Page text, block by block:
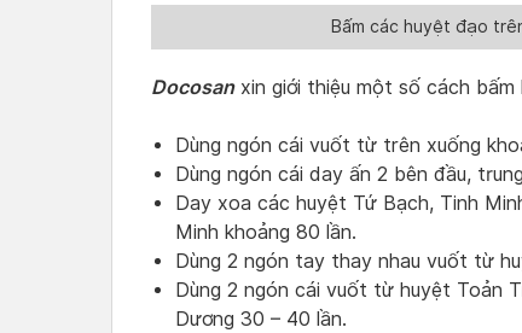
Bấm các huyệt đạo
Docosanxin giới thiệu một số cách bấm
Dùng ngón cái vuốt từ trên xuống
Dùng ngón cái day ấn 2 bên đầu,
Day xoa các huyệt Tứ Bạch, Tinh
Minh khoảng 80 lần.
Dùng 2 ngón tay thay nhau vuốt từ
Dùng 2 ngón cái vuốt từ huyệt Toản
Dương 30 – 40 lần.